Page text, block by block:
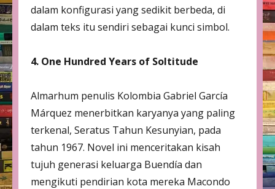
dalam konfigurasi yang sedikit berbeda, di
dalam teks itu sendiri sebagai kunci simbol.
4. One Hundred Years of Soltitude
Almarhum penulis Kolombia Gabriel García
Márquez menerbitkan karyanya yang paling
terkenal, Seratus Tahun Kesunyian, pada
tahun 1967. Novel ini menceritakan kisah
tujuh generasi keluarga Buendía dan
mengikuti pendirian kota mereka Macondo